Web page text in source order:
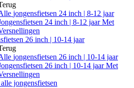
jongensfietsen 24 inch | 8-12 jaar
24 inch | 8-12 jaar Met
26 inch | 10-14 jaar
jongensfietsen 26 inch | 10-14 jaar
26 inch | 10-14 jaar Met
jongensfietsen